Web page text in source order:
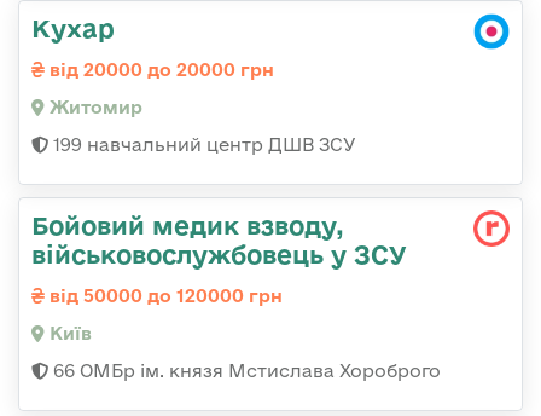
Кухар
від 20000 до 20000 грн
Житомир
199 навчальний центр ДШВ ЗСУ
Бойовий медик взводу,
військовослужбовець у ЗСУ
від 50000 до 120000 грн
Київ
66 ОМБр ім. князя Мстислава Хороброго